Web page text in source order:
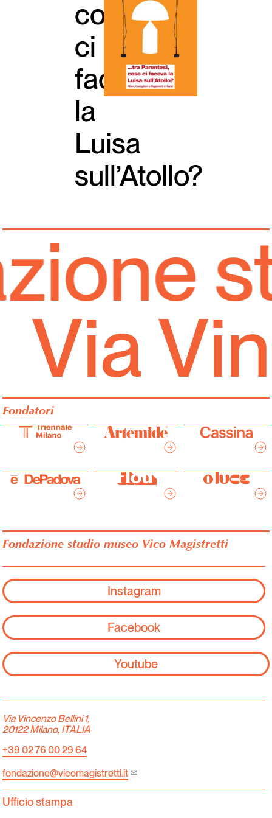
cosa
ci
faceva
la
Luisa
sull’Atollo?
Via
Fondatori
Fondazione studio museo Vico Magistretti
Instagram
Facebook
Youtube
Via Vincenzo Bellini 1,
20122 Milano, ITALIA
+39 02 76 00 29 64
fondazione@vicomagistretti.it
Ufficio stampa